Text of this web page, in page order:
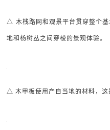
△ 木栈路网和观景平台贯穿整个
地和杨树丛之间穿梭的景观体验。
△ 木甲板使用产自当地的材料，这